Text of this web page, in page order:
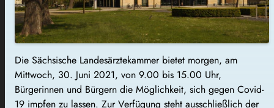
Die Sächsische Landesärztekammer bietet morgen, am
Mittwoch, 30. Juni 2021, von 9.00 bis 15.00 Uhr,
Bürgerinnen und Bürgern die Möglichkeit, sich gegen Covid-
19 impfen zu lassen. Zur Verfügung steht ausschließlich der